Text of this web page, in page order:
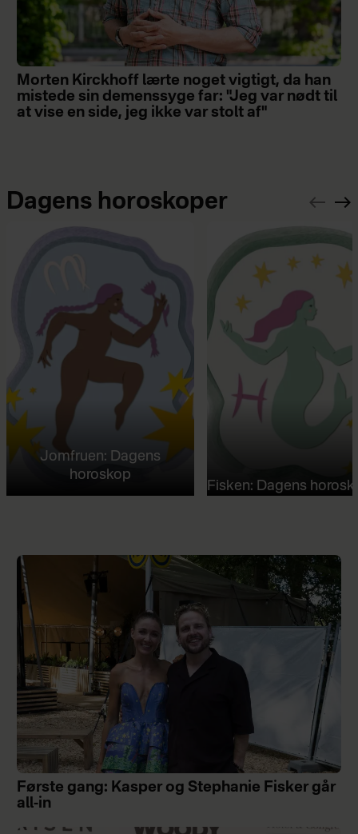
Morten Kirckhoff lærte noget vigtigt, da han
mistede sin demenssyge far: "Jeg var nødt til
at vise en side, jeg ikke var stolt af"
Dagens horoskoper
Jomfruen: Dagens
horoskop
Fisken: Dagens
Første gang: Kasper og Stephanie Fisker går
all-in